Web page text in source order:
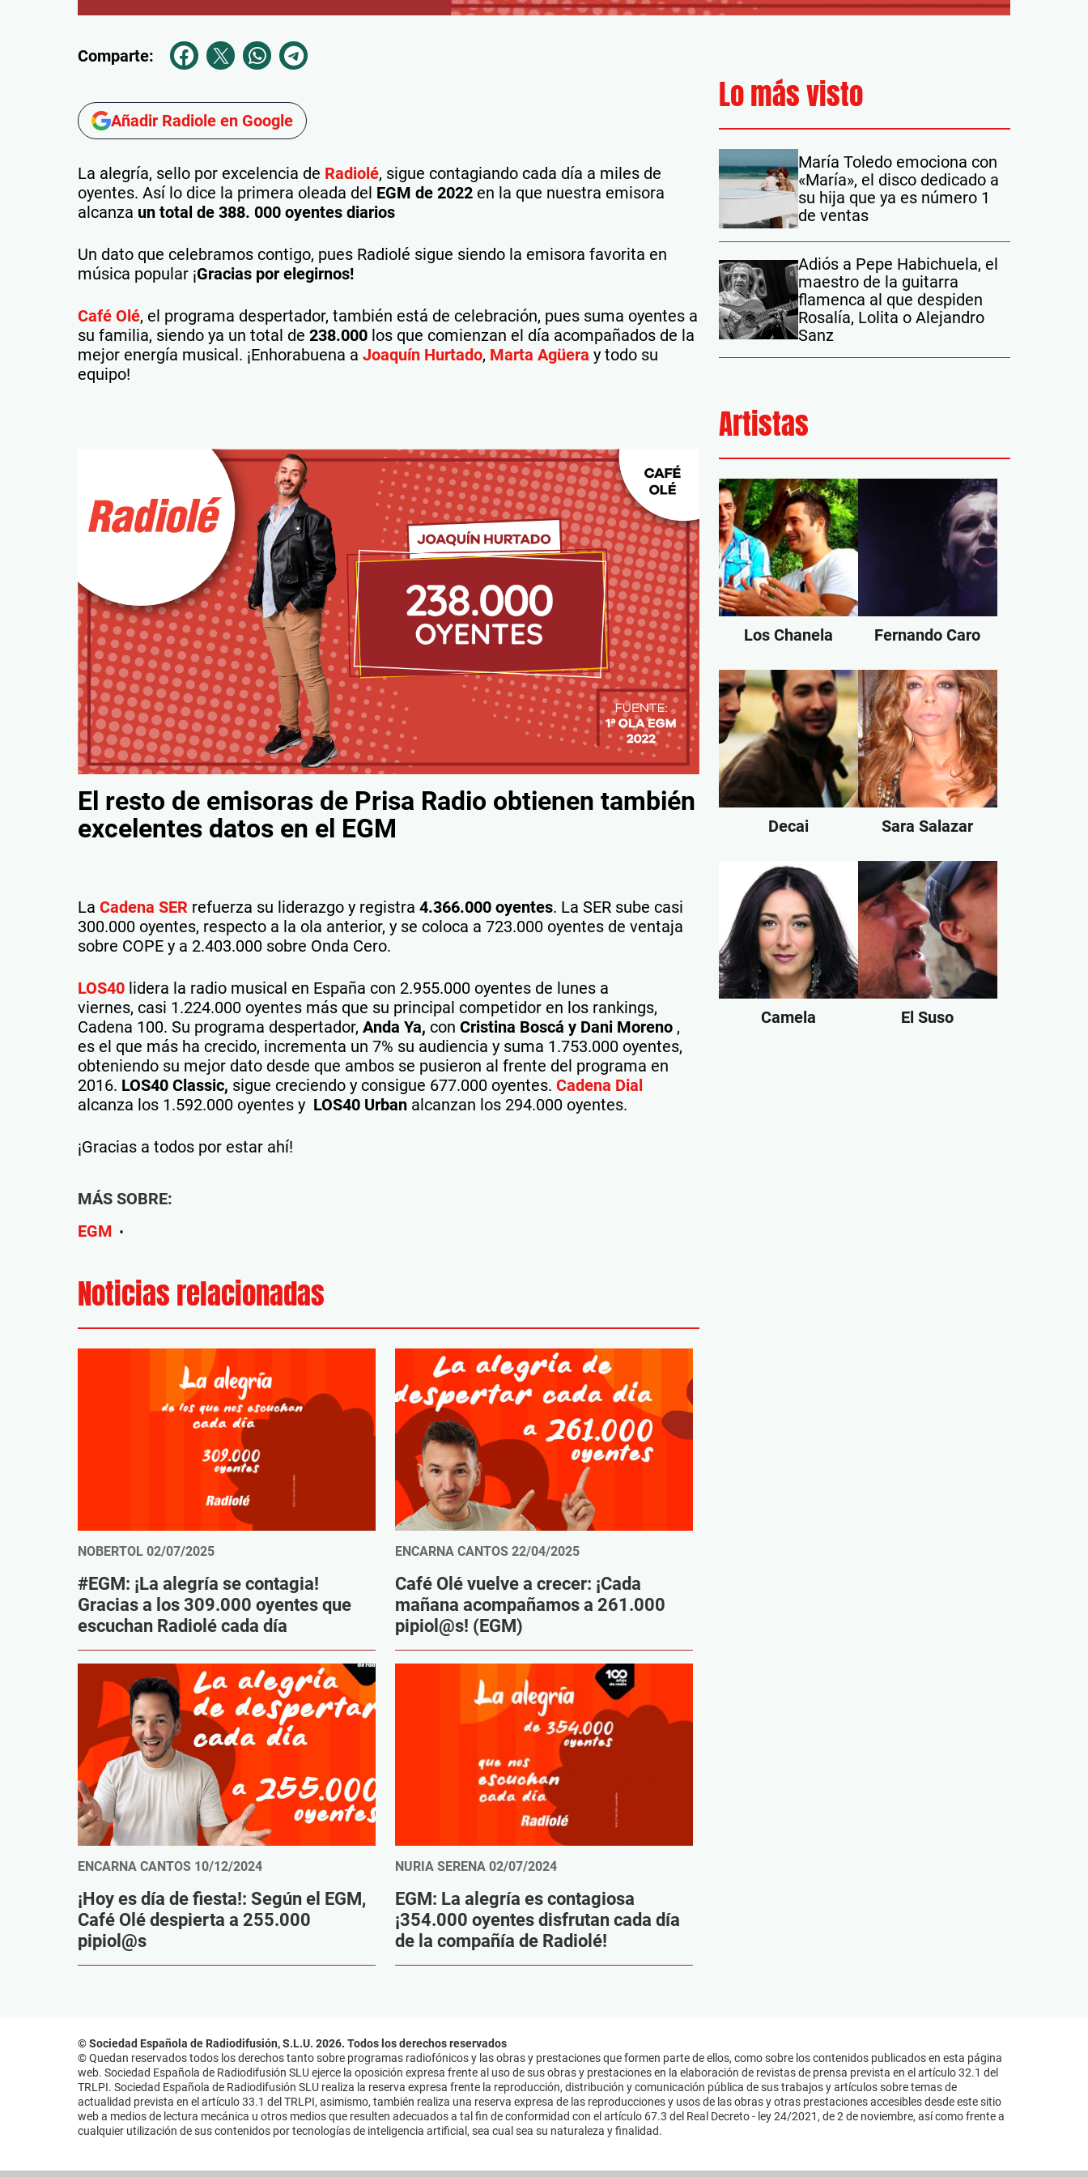
Comparte:
Añadir Radiole en Google
La alegría, sello por excelencia de Radiolé, sigue contagiando cada día a miles de
oyentes. Así lo dice la primera oleada del EGM de 2022 en la que nuestra emisora
alcanza un total de 388. 000 oyentes diarios
Un dato que celebramos contigo, pues Radiolé sigue siendo la emisora favorita en
música popular ¡Gracias por elegirnos!
Café Olé, el programa despertador, también está de celebración, pues suma oyentes a
su familia, siendo ya un total de 238.000 los que comienzan el día acompañados de la
mejor energía musical. ¡Enhorabuena a Joaquín Hurtado, Marta Agüera y todo su
equipo!
El resto de emisoras de Prisa Radio obtienen también
excelentes datos en el EGM
La Cadena SER refuerza su liderazgo y registra 4.366.000 oyentes. La SER sube casi
300.000 oyentes, respecto a la ola anterior, y se coloca a 723.000 oyentes de ventaja
sobre COPE y a 2.403.000 sobre Onda Cero.
LOS40 lidera la radio musical en España con 2.955.000 oyentes de lunes a
viernes, casi 1.224.000 oyentes más que su principal competidor en los rankings,
Cadena 100. Su programa despertador, Anda Ya, con Cristina Boscá y Dani Moreno ,
es el que más ha crecido, incrementa un 7% su audiencia y suma 1.753.000 oyentes,
obteniendo su mejor dato desde que ambos se pusieron al frente del programa en
2016. LOS40 Classic, sigue creciendo y consigue 677.000 oyentes. Cadena Dial
alcanza los 1.592.000 oyentes y LOS40 Urban alcanzan los 294.000 oyentes.
¡Gracias a todos por estar ahí!
MÁS SOBRE:
EGM •
Noticias relacionadas
NOBERTOL 02/07/2025
#EGM: ¡La alegría se contagia!
Gracias a los 309.000 oyentes que
escuchan Radiolé cada día
ENCARNA CANTOS 22/04/2025
Café Olé vuelve a crecer: ¡Cada
mañana acompañamos a 261.000
pipiol@s! (EGM)
ENCARNA CANTOS 10/12/2024
¡Hoy es día de fiesta!: Según el EGM,
Café Olé despierta a 255.000
pipiol@s
NURIA SERENA 02/07/2024
EGM: La alegría es contagiosa
¡354.000 oyentes disfrutan cada día
de la compañía de Radiolé!
Lo más visto
María Toledo emociona con
«María», el disco dedicado a
su hija que ya es número 1
de ventas
Adiós a Pepe Habichuela, el
maestro de la guitarra
flamenca al que despiden
Rosalía, Lolita o Alejandro
Sanz
Artistas
Los Chanela Fernando Caro
Decai Sara Salazar
Camela El Suso
© Sociedad Española de Radiodifusión, S.L.U. 2026. Todos los derechos reservados
© Quedan reservados todos los derechos tanto sobre programas radiofónicos y las obras y prestaciones que formen parte de ellos, como sobre los contenidos publicados en esta página
web. Sociedad Española de Radiodifusión SLU ejerce la oposición expresa frente al uso de sus obras y prestaciones en la elaboración de revistas de prensa prevista en el artículo 32.1 del
TRLPI. Sociedad Española de Radiodifusión SLU realiza la reserva expresa frente la reproducción, distribución y comunicación pública de sus trabajos y artículos sobre temas de
actualidad prevista en el artículo 33.1 del TRLPI, asimismo, también realiza una reserva expresa de las reproducciones y usos de las obras y otras prestaciones accesibles desde este sitio
web a medios de lectura mecánica u otros medios que resulten adecuados a tal fin de conformidad con el artículo 67.3 del Real Decreto - ley 24/2021, de 2 de noviembre, así como frente a
cualquier utilización de sus contenidos por tecnologías de inteligencia artificial, sea cual sea su naturaleza y finalidad.